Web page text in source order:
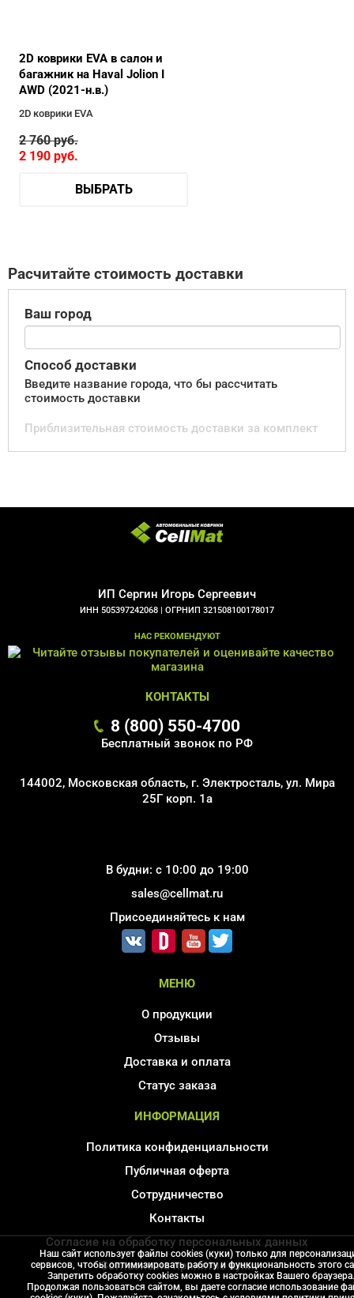
2D коврики EVA в салон и
багажник на Haval Jolion I
AWD (2021-н.в.)
2D коврики EVA
2 760руб.
2 190 руб.
ВЫБРАТЬ
Расчитайте стоимость доставки
Ваш город
Способ доставки
Введите название города, что бы рассчитать
стоимость доставки
Приблизительная стоимость доставки за комплект
ИП Сергин Игорь Сергеевич
ИНН 505397242068 | ОГРНИП 321508100178017
НАС РЕКОМЕНДУЮТ
КОНТАКТЫ
8 (800) 550-4700
Бесплатный звонок по РФ
144002, Московская область, г. Электросталь, ул. Мира
25Г корп. 1а
В будни: с 10:00 до 19:00
sales@cellmat.ru
Присоединяйтесь к нам
МЕНЮ
О продукции
Отзывы
Доставка и оплата
Статус заказа
ИНФОРМАЦИЯ
Политика конфиденциальности
Публичная оферта
Сотрудничество
Контакты
Согласие на обработку персональных данных
Соглаcие на принятие куки
Карта сайта
Наш сайт использует файлы cookies (куки) только для
сервисов, чтобы оптимизировать работу и функциональность этого
Запретить обработку cookies можно в настройках Вашего браузера.
Продолжая пользоваться сайтом, вы даете согласие использование